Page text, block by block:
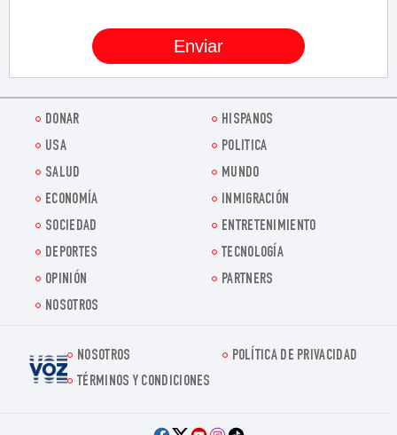
DONAR
HISPANOS
USA
POLITICA
SALUD
MUNDO
ECONOMÍA
INMIGRACIÓN
SOCIEDAD
ENTRETENIMIENTO
DEPORTES
TECNOLOGÍA
OPINIÓN
PARTNERS
NOSOTROS
Voz.us
NOSOTROS
POLÍTICA DE PRIVACIDAD
TÉRMINOS Y CONDICIONES